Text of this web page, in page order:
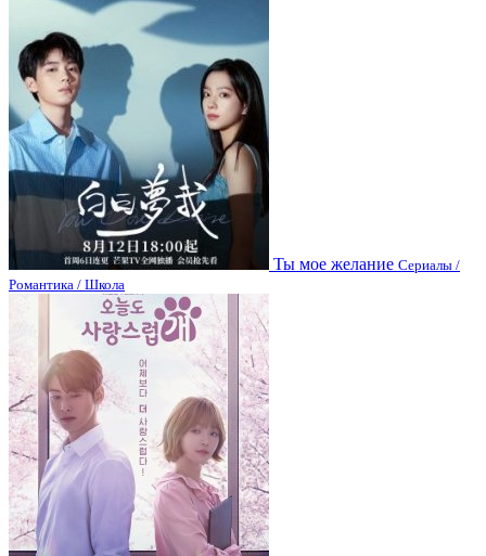
Ты мое желание Сериалы /
Романтика / Школа